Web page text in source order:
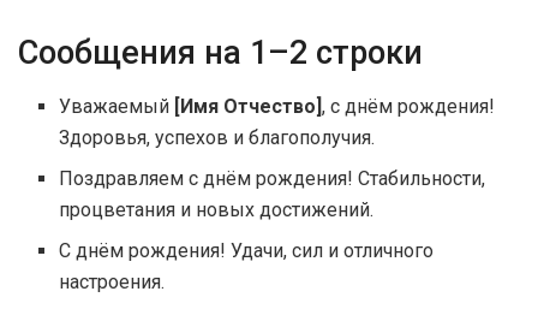
Сообщения на 1–2 строки
Уважаемый [Имя Отчество], с днём рождения!
Здоровья, успехов и благополучия.
Поздравляем с днём рождения! Стабильности,
процветания и новых достижений.
С днём рождения! Удачи, сил и отличного
настроения.